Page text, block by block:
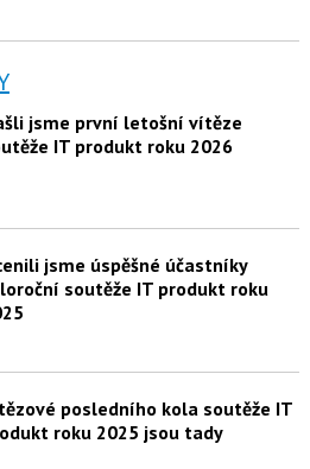
jsme první letošní vítěze
IT produkt roku 2026
jsme úspěšné účastníky
soutěže IT produkt roku
posledního kola soutěže IT
roku 2025 jsou tady